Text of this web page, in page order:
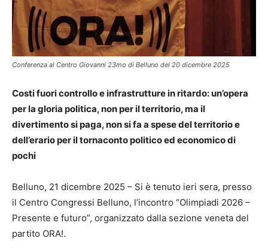
Conferenza al Centro Giovanni 23mo di Belluno del 20 dicembre 2025
Costi fuori controllo e infrastrutture in ritardo: un’opera
per la gloria politica, non per il territorio, ma il
divertimento si paga, non si fa a spese del territorio e
dell’erario per il tornaconto politico ed economico di
pochi
Belluno, 21 dicembre 2025 – Si è tenuto ieri sera, presso
il Centro Congressi Belluno, l’incontro “Olimpiadi 2026 –
Presente e futuro”, organizzato dalla sezione veneta del
partito ORA!.